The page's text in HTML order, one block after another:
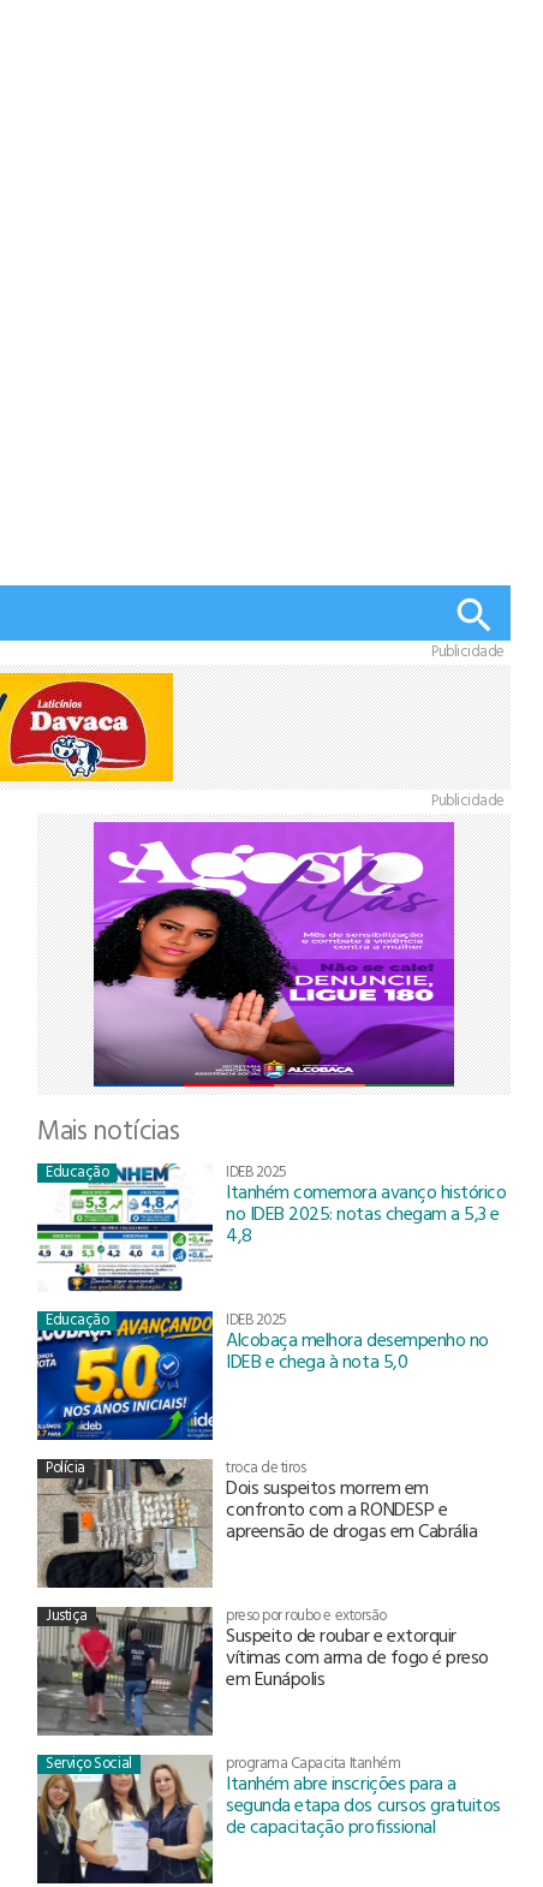
Publicidade
Publicidade
Mais notícias
Educação IDEB 2025
Itanhém comemora avanço histórico
no IDEB 2025: notas chegam a 5,3 e
4,8
Educação IDEB 2025
Alcobaça melhora desempenho no
IDEB e chega à nota 5,0
Polícia troca de tiros
Dois suspeitos morrem em
confronto com a RONDESP e
apreensão de drogas em Cabrália
Justiça preso por roubo e extorsão
Suspeito de roubar e extorquir
vítimas com arma de fogo é preso
em Eunápolis
Serviço Social programa Capacita Itanhém
Itanhém abre inscrições para a
segunda etapa dos cursos gratuitos
de capacitação profissional